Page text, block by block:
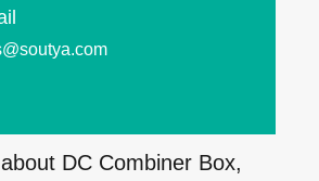
DC Combiner Box,